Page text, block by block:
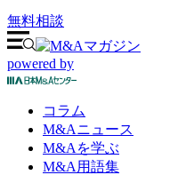
無料相談
powered by
コラム
M&Aニュース
M&Aを学ぶ
M&A 用語集